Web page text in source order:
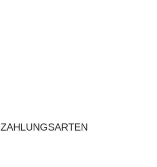
ZAHLUNGSARTEN